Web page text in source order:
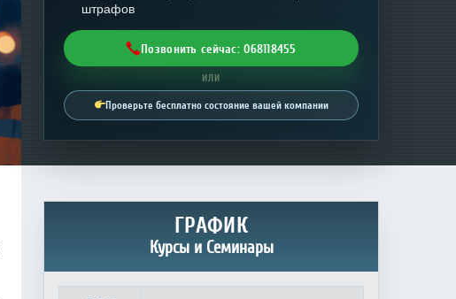
штрафов
Позвонить сейчас: 068118455
ИЛИ
Проверьте бесплатно состояние вашей компании
ГРАФИК
Курсы и Семинары